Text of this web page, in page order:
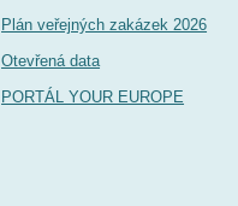
Plán veřejných zakázek 2026
Otevřená data
PORTÁL YOUR EUROPE